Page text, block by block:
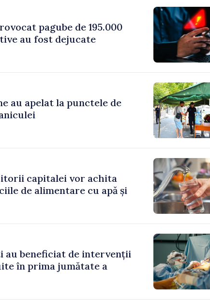
pagube de 195.000
au fost dejucate
au apelat la punctele de
capitalei vor achita
de alimentare cu apă și
au beneficiat de intervenții
în prima jumătate a